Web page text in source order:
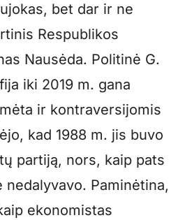
bet dar ir ne
Respublikos
Nausėda. Politinė G.
iki 2019 m. gana
ir kontraversijomis
kad 1988 m. jis buvo
partiją, nors, kaip pats
Paminėtina,
ekonomistas